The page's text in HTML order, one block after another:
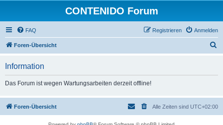
CONTENIDO Forum
FAQ Anmelden
Registrieren
Foren-Übersicht
Information
Das Forum ist wegen Wartungsarbeiten derzeit offline!
Foren-Übersicht Alle Zeiten sind UTC+02:00